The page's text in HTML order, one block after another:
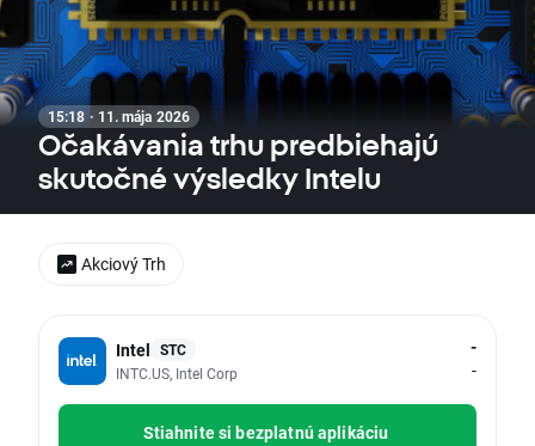
15:18 · 11. mája 2026
Očakávania trhu predbiehajú
skutočné výsledky Intelu
Intel STC
INTC.US, Intel Corp
-
-
Stiahnite si bezplatnú aplikáciu
Akciový Trh